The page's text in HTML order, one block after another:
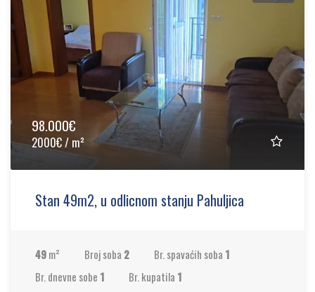
98.000€
2000€ / m²
Stan 49m2, u odlicnom stanju Pahuljica
49m² Broj soba 2 Br. spavaćih soba 1
Br. dnevne sobe 1 Br. kupatila 1